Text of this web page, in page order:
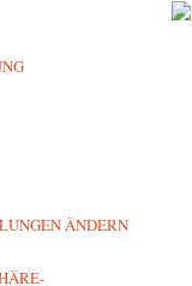
ÄNDERN